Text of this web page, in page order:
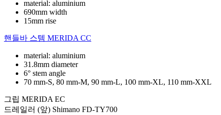
material: aluminium
690mm width
15mm rise
핸들바 스템 MERIDA CC
material: aluminium
31.8mm diameter
6° stem angle
70 mm-S, 80 mm-M, 90 mm-L, 100 mm-XL, 110 mm-XXL
그립 MERIDA EC
드레일러 (앞) Shimano FD-TY700